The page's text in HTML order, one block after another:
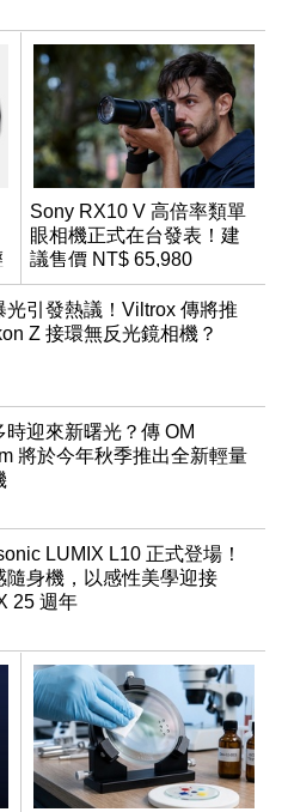
Sony RX10 V 高倍率類單
眼相機正式在台發表！建
議售價 NT$ 65,980
光引發熱議！Viltrox 傳將推
Z 接環無反光鏡相機？
時迎來新曙光？傳 OM
將於今年秋季推出全新輕量
LUMIX L10 正式登場！
隨身機，以感性美學迎接
25 週年